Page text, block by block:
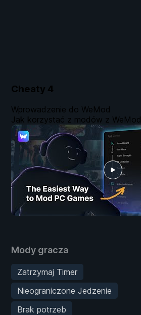
Cheaty 4
Mody gracza
Zatrzymaj Timer
Nieograniczone Jedzenie
Brak potrzeb
Wprowadzenie do WeMod
Jak korzystać z modów z WeMod